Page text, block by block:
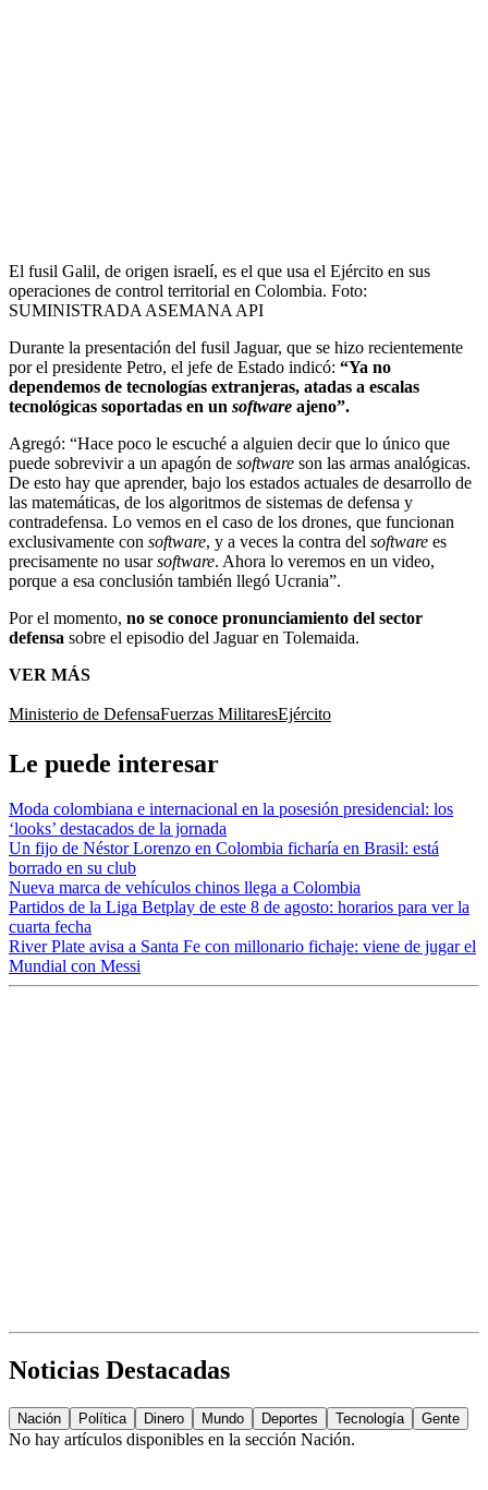
El fusil Galil, de origen israelí, es el que usa el Ejército en sus
operaciones de control territorial en Colombia. Foto:
SUMINISTRADA ASEMANA API
Durante la presentación del fusil Jaguar, que se hizo recientemente
por el presidente Petro, el jefe de Estado indicó: “Ya no
dependemos de tecnologías extranjeras, atadas a escalas
tecnológicas soportadas en un software ajeno”.
Agregó: “Hace poco le escuché a alguien decir que lo único que
puede sobrevivir a un apagón de software son las armas analógicas.
De esto hay que aprender, bajo los estados actuales de desarrollo de
las matemáticas, de los algoritmos de sistemas de defensa y
contradefensa. Lo vemos en el caso de los drones, que funcionan
exclusivamente con software, y a veces la contra del software es
precisamente no usarsoftware. Ahora lo veremos en un video,
porque a esa conclusión también llegó Ucrania”.
Por el momento, no se conoce pronunciamiento del sector
defensa sobre el episodio del Jaguar en Tolemaida.
VER MÁS
Ministerio de DefensaFuerzas MilitaresEjército
Le puede interesar
Moda colombiana e internacional en la posesión presidencial: los
‘looks’ destacados de la jornada
Un fijo de Néstor Lorenzo en Colombia ficharía en Brasil: está
borrado en su club
Nueva marca de vehículos chinos llega a Colombia
Partidos de la Liga Betplay de este 8 de agosto: horarios para ver la
cuarta fecha
River Plate avisa a Santa Fe con millonario fichaje: viene de jugar el
Mundial con Messi
Noticias Destacadas
Nación Política Dinero Mundo Deportes Tecnología Gente
No hay artículos disponibles en la sección Nación.